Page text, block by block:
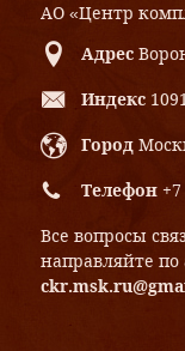
АО «Центр
Адрес
Индекс
Город
Телефон
Все вопросы
направляйте